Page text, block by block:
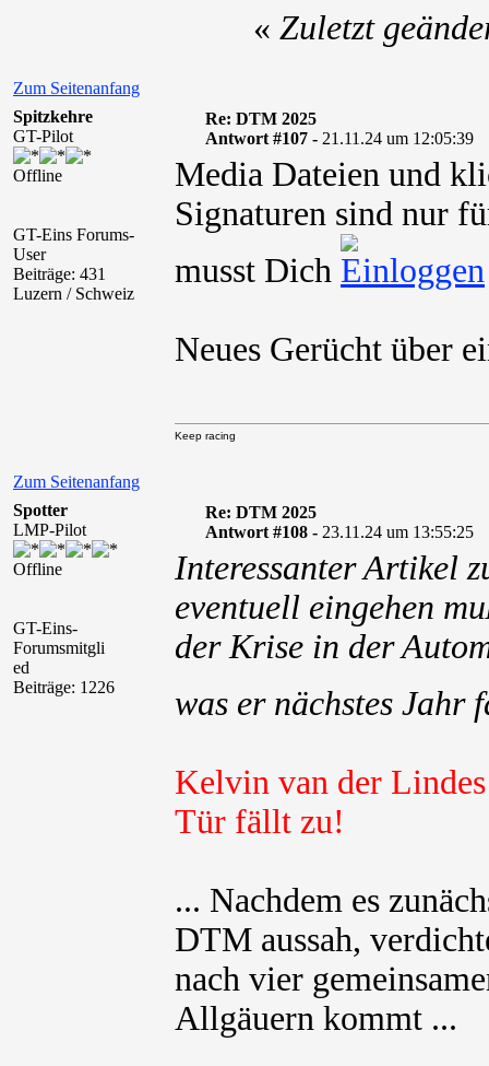
Zum Seitenanfang
« Zuletzt
Spitzkehre
GT-Pilot
Offline
GT-Eins Forums-
User
Beiträge: 431
Luzern / Schweiz
Re: DTM 2025
Antwort #107 - 21.11.24 um 12:05:39
Media Dateien und
Signaturen sind nur
musst Dich
Neues Gerücht über
Zum Seitenanfang
Keep racing
Spotter
LMP-Pilot
Offline
GT-Eins-
Forumsmitgli
ed
Beiträge: 1226
Re: DTM 2025
Antwort #108 - 23.11.24 um 13:55:25
Interessanter Artikel
eventuell eingehen
der Krise in der
was er nächstes Jahr
Kelvin van der
Tür fällt zu!
... Nachdem es
DTM aussah,
nach vier
Allgäuern kommt ...